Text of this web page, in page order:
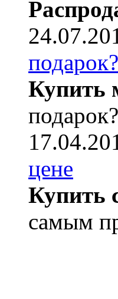
подарок?
Купить
подарок?
цене
Купить
самым